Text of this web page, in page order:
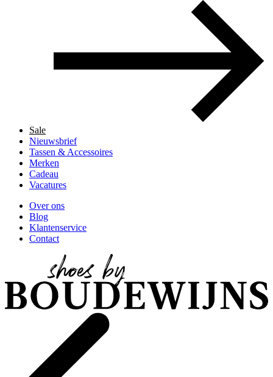
Sale
Nieuwsbrief
Tassen & Accessoires
Merken
Cadeau
Vacatures
Over ons
Blog
Klantenservice
Contact